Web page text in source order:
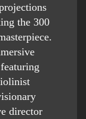
the 300
director